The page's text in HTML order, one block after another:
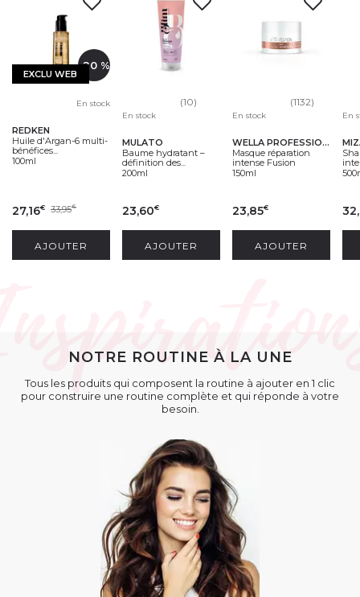
EXCLU WEB
-20 %
En stock
REDKEN
Huile d'Argan-6 multi-
bénéfices...
100ml
27,16€ 33,95€
AJOUTER
(10)
En stock
MULATO
Baume hydratant –
définition des...
200ml
23,60€
AJOUTER
(1132)
En stock
WELLA PROFESSIONALS
Masque réparation
intense Fusion
150ml
23,85€
AJOUTER
En
NOTRE ROUTINE À LA UNE
Tous les produits qui composent la routine à ajouter en 1 clic
pour construire une routine complète et qui réponde à votre
besoin.